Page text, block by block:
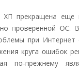
ХП прекращена еще
проверенной ОС.
при Интернет
круга ошибок
по-прежнему